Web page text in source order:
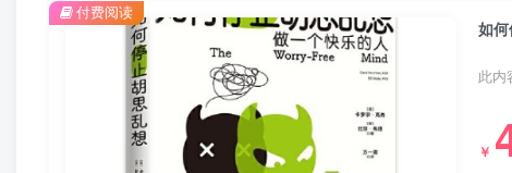
如
此内
￥
付费阅读